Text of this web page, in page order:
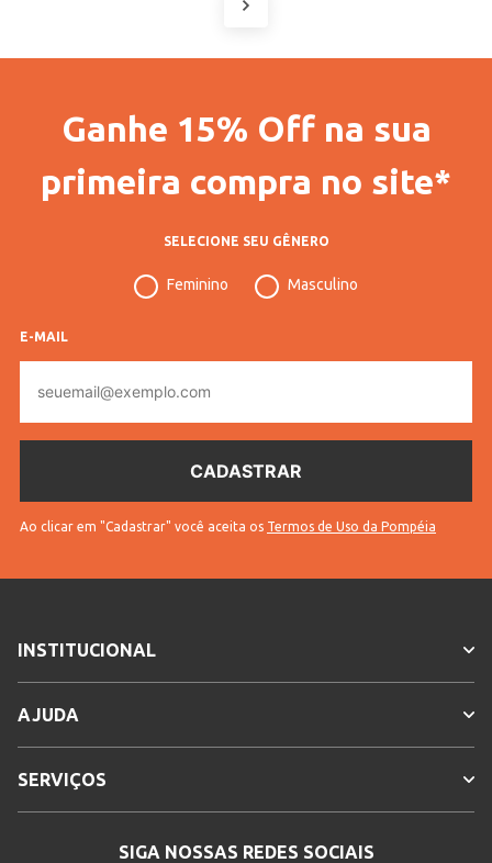
Ganhe 15% Off na sua
primeira compra no site*
SELECIONE SEU GÊNERO
Feminino Masculino
E-MAIL
mail
Ao clicar em "Cadastrar" você aceita os Termos de Uso da Pompéia
INSTITUCIONAL
AJUDA
SERVIÇOS
SIGA NOSSAS REDES SOCIAIS